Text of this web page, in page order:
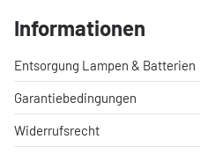
Informationen
Entsorgung Lampen & Batterien
Garantiebedingungen
Widerrufsrecht